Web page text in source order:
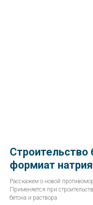
Строительство
формиат
Расскажем о новой
Применяется при
бетона и раствора.